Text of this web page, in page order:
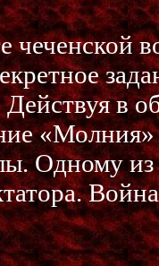
чеченской
в
Одному из